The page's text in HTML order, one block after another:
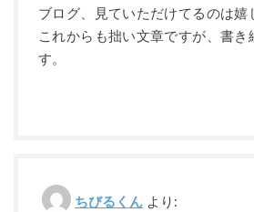
ブログ、見ていただけてるのは嬉
これからも拙い文章ですが、書き
す。
ちびるくん より: